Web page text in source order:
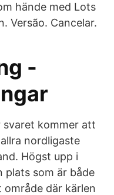
hände med Lots
Versão. Cancelar.
-
kommer att
nordligaste
Högst upp i
plats som är både
där kärlen